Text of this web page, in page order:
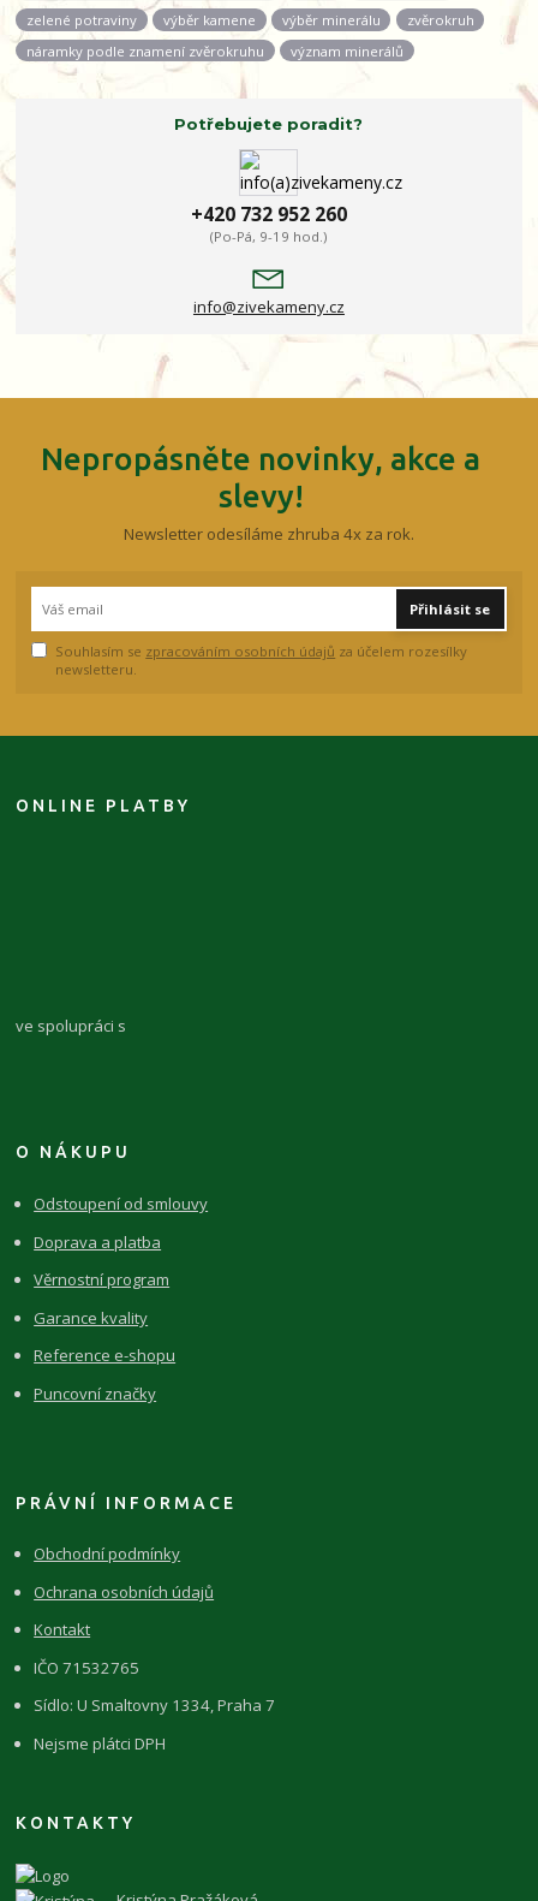
zelené potraviny
výběr kamene výběr minerálu
zvěrokruh
náramky podle znamení zvěrokruhu
význam minerálů
Potřebujete poradit?
+420 732 952 260
(Po-Pá, 9-19 hod.)
info@zivekameny.cz
Nepropásněte novinky, akce a
slevy!
Newsletter odesíláme zhruba 4x za rok.
Přihlásit se
Souhlasím se zpracováním osobních údajů za účelem rozesílky
newsletteru.
ONLINE PLATBY
ve spolupráci s
O NÁKUPU
Odstoupení od smlouvy
Doprava a platba
Věrnostní program
Garance kvality
Reference e-shopu
Puncovní značky
PRÁVNÍ INFORMACE
Obchodní podmínky
Ochrana osobních údajů
Kontakt
IČO 71532765
Sídlo: U Smaltovny 1334, Praha 7
Nejsme plátci DPH
KONTAKTY